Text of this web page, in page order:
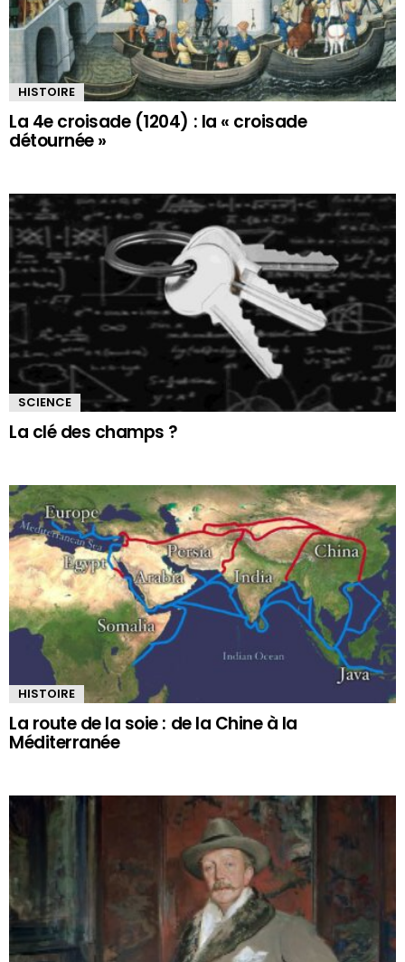
HISTOIRE
La 4e croisade (1204) : la « croisade
détournée »
SCIENCE
La clé des champs ?
HISTOIRE
La route de la soie : de la Chine à la
Méditerranée